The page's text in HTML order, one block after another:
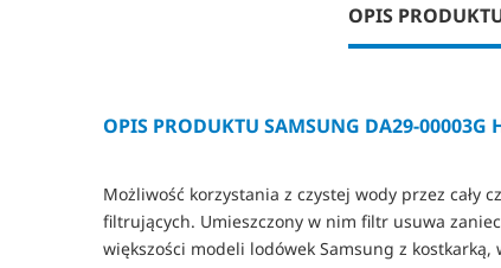
OPIS
OPIS PRODUKTU SAMSUNG DA29-
Możliwość korzystania z czystej wody przez
filtrujących. Umieszczony w nim filtr usuwa
większości modeli lodówek Samsung z